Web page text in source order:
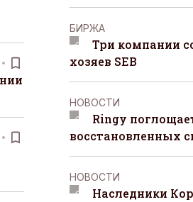
БИРЖА
Три компании
хозяев SEB
НОВОСТИ
Ringy
восстановленных
НОВОСТИ
Наследники